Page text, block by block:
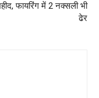
फायरिंग में 2 नक्सली भी
ढेर